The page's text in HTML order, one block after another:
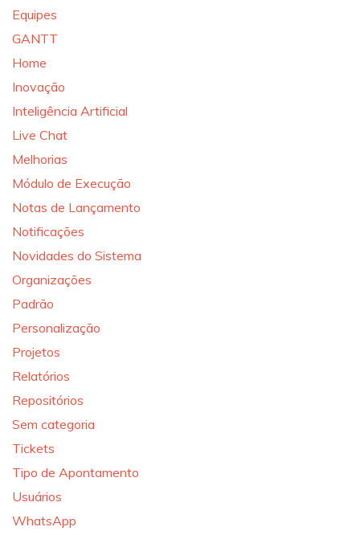
Equipes
GANTT
Home
Inovação
Inteligência Artificial
Live Chat
Melhorias
Módulo de Execução
Notas de Lançamento
Notificações
Novidades do Sistema
Organizações
Padrão
Personalização
Projetos
Relatórios
Repositórios
Sem categoria
Tickets
Tipo de Apontamento
Usuários
WhatsApp